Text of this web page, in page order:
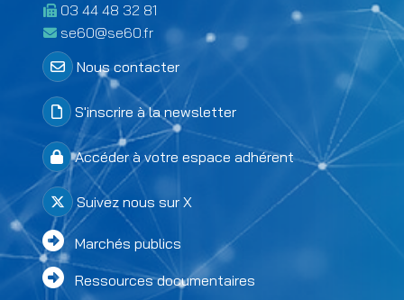
03 44 48 32 81
se60@se60.fr
Menu Colonne 2 footer
Nous contacter
S'inscrire à la newsletter
Accéder à votre espace adhérent
Suivez nous sur X
Menu Colonne 3 footer
Marchés publics
Ressources documentaires